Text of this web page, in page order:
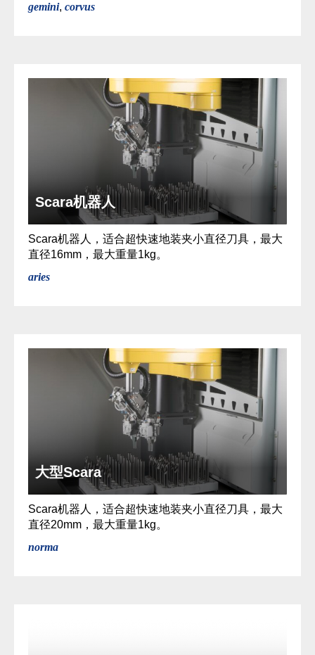
gemini, corvus
Scara机器人
Scara机器人，适合超快速地装夹小直径刀具，最大
直径16mm，最大重量1kg。
aries
大型Scara
Scara机器人，适合超快速地装夹小直径刀具，最大
直径20mm，最大重量1kg。
norma